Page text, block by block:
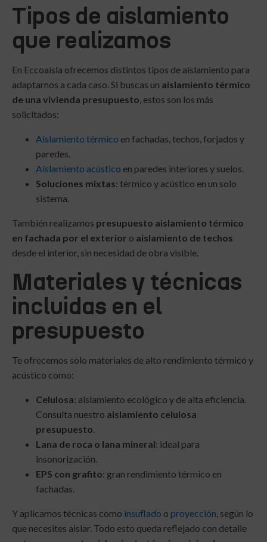
Tipos de aislamiento
que realizamos
En Eccoaisla ofrecemos distintos tipos de aislamiento para
adaptarnos a cada caso. Si buscas un aislamiento térmico
de una vivienda presupuesto , estos son los más
solicitados:
Aislamiento térmico en fachadas, techos, forjados y
paredes.
Aislamiento acústico en paredes interiores y suelos.
Soluciones mixtas: térmico y acústico en un solo
sistema.
También realizamos presupuesto aislamiento térmico
en fachada por el exterior o aislamiento de techos
desde el interior, sin necesidad de obra visible.
Materiales y técnicas
incluidas en el
presupuesto
Te ofrecemos solo materiales de alto rendimiento térmico y
acústico como:
Celulosa: aislamiento ecológico y de alta eficiencia.
Consulta nuestro aislamiento celulosa
presupuesto
Lana de roca o lana mineral: ideal para
insonorización.
EPS con grafito: gran rendimiento térmico en
fachadas.
Y aplicamos técnicas como insuflado o proyección , según lo
que necesites aislar. Todo esto queda reflejado con detalle